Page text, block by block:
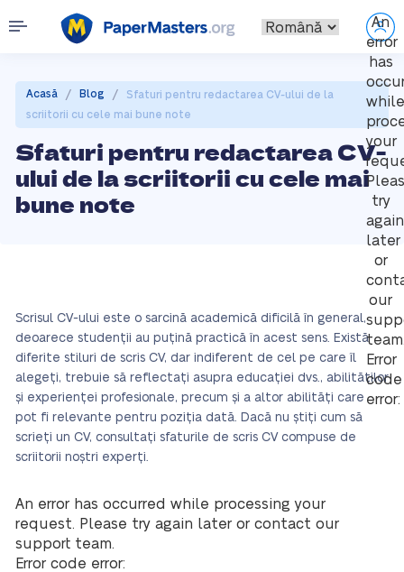
An
error
has
while
your
try
again
later
or
our
Error
code
error:
Acasă / Blog /
Sfaturi pentru redactarea CV-ului de la
scriitorii cu cele mai bune note
Sfaturi pentru redactarea CV-
ului de la scriitorii cu cele mai
bune note
Scrisul CV-ului este o sarcină academică dificilă în general,
deoarece studenții au puțină practică în acest sens. Există
diferite stiluri de scris CV, dar indiferent de cel pe care îl
alegeți, trebuie să reflectați asupra educației dvs., abilităților
și experienței profesionale, precum și a altor abilități care
pot fi relevante pentru poziția dată. Dacă nu știți cum să
scrieți un CV, consultați sfaturile de scris CV compuse de
scriitorii noștri experți.
An error has occurred while processing your
request. Please try again later or contact our
support team.
Error code error: